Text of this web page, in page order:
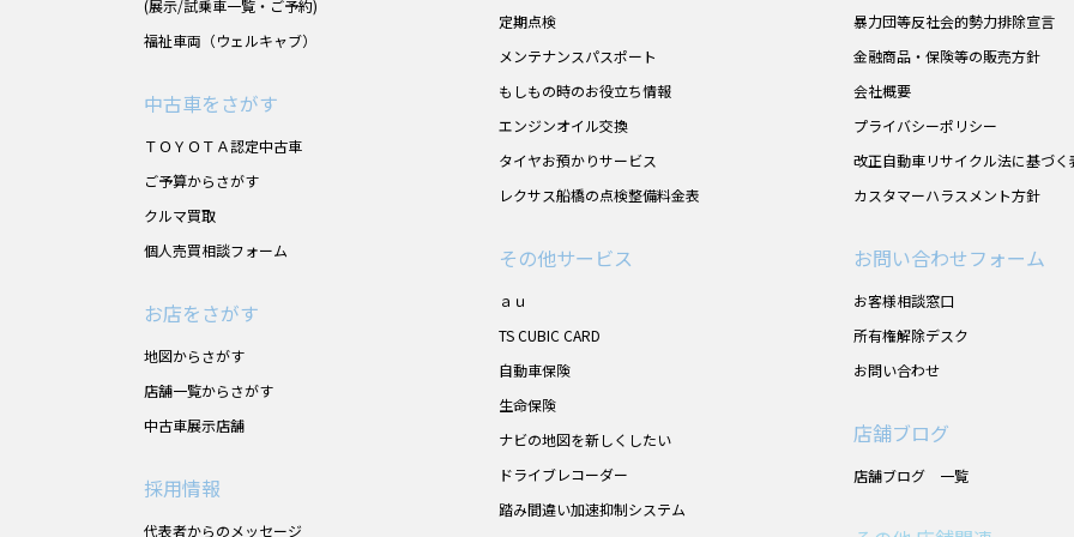
(展示/試乗車一覧・ご予約)
福祉車両（ウェルキャブ）
中古車をさがす
ＴＯＹＯＴＡ認定中古車
ご予算からさがす
クルマ買取
個人売買相談フォーム
お店をさがす
地図からさがす
店舗一覧からさがす
中古車展示店舗
採用情報
代表者からのメッセージ
定期点検
メンテナンスパスポート
もしもの時のお役立ち情報
エンジンオイル交換
タイヤお預かりサービス
レクサス船橋の点検整備料金表
その他サービス
ａｕ
TS CUBIC CARD
自動車保険
生命保険
ナビの地図を新しくしたい
ドライブレコーダー
踏み間違い加速抑制システム
暴力団等反社会的勢力排除宣言
金融商品・保険等の販売方針
会社概要
プライバシーポリシー
改正自動車リサイクル法に基づく
カスタマーハラスメント方針
お問い合わせフォーム
お客様相談窓口
所有権解除デスク
お問い合わせ
店舗ブログ
店舗ブログ 一覧